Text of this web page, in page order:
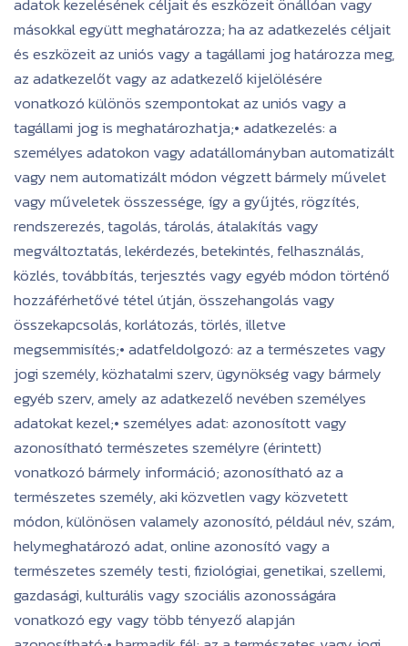
másokkal együtt meghatározza; ha az adatkezelés céljait
és eszközeit az uniós vagy a tagállami jog határozza meg,
az adatkezelőt vagy az adatkezelő kijelölésére
vonatkozó különös szempontokat az uniós vagy a
tagállami jog is meghatározhatja;• adatkezelés: a
személyes adatokon vagy adatállományban automatizált
vagy nem automatizált módon végzett bármely művelet
vagy műveletek összessége, így a gyűjtés, rögzítés,
rendszerezés, tagolás, tárolás, átalakítás vagy
megváltoztatás, lekérdezés, betekintés, felhasználás,
közlés, továbbítás, terjesztés vagy egyéb módon történő
hozzáférhetővé tétel útján, összehangolás vagy
összekapcsolás, korlátozás, törlés, illetve
megsemmisítés;• adatfeldolgozó: az a természetes vagy
jogi személy, közhatalmi szerv, ügynökség vagy bármely
egyéb szerv, amely az adatkezelő nevében személyes
adatokat kezel;• személyes adat: azonosított vagy
azonosítható természetes személyre (érintett)
vonatkozó bármely információ; azonosítható az a
természetes személy, aki közvetlen vagy közvetett
módon, különösen valamely azonosító, például név, szám,
helymeghatározó adat, online azonosító vagy a
természetes személy testi, fiziológiai, genetikai, szellemi,
gazdasági, kulturális vagy szociális azonosságára
vonatkozó egy vagy több tényező alapján